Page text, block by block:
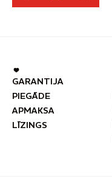
GARANTIJA
PIEGĀDE
APMAKSA
LĪZINGS